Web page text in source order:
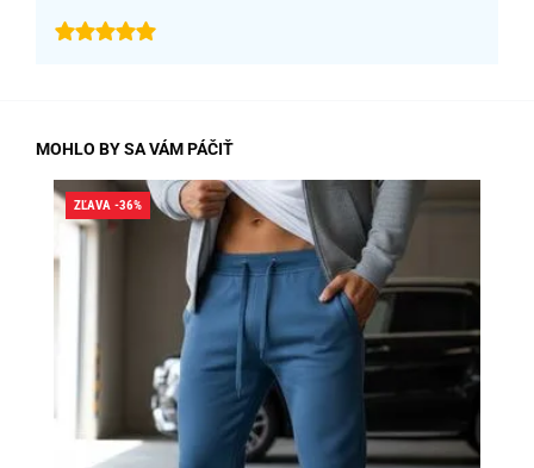
MOHLO BY SA VÁM PÁČIŤ
ZĽAVA -36%